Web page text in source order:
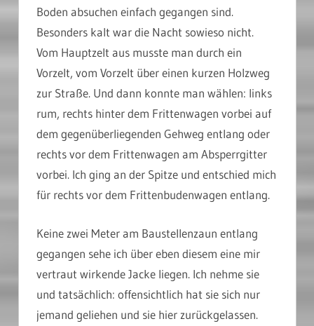
Boden absuchen einfach gegangen sind.
Besonders kalt war die Nacht sowieso nicht.
Vom Hauptzelt aus musste man durch ein
Vorzelt, vom Vorzelt über einen kurzen Holzweg
zur Straße. Und dann konnte man wählen: links
rum, rechts hinter dem Frittenwagen vorbei auf
dem gegenüberliegenden Gehweg entlang oder
rechts vor dem Frittenwagen am Absperrgitter
vorbei. Ich ging an der Spitze und entschied mich
für rechts vor dem Frittenbudenwagen entlang.
Keine zwei Meter am Baustellenzaun entlang
gegangen sehe ich über eben diesem eine mir
vertraut wirkende Jacke liegen. Ich nehme sie
und tatsächlich: offensichtlich hat sie sich nur
jemand geliehen und sie hier zurückgelassen.